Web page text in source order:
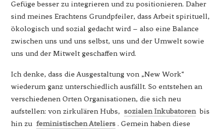
Gefüge besser zu integrieren und zu positionieren. Daher
sind meines Erachtens Grundpfeiler, dass Arbeit spirituell,
ökologisch und sozial gedacht wird – also eine Balance
zwischen uns und uns selbst, uns und der Umwelt sowie
uns und der Mitwelt geschaffen wird.
Ich denke, dass die Ausgestaltung von „New Work“
wiederum ganz unterschiedlich ausfällt. So entstehen an
verschiedenen Orten Organisationen, die sich neu
aufstellen: von zirkulären Hubs, sozialen Inkubatoren bis
hin zu feministischen Ateliers . Gemein haben diese